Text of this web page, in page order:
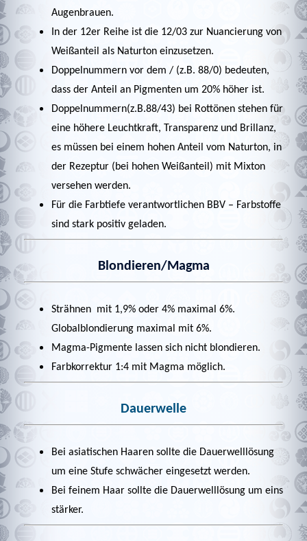
Augenbrauen.
In der 12er Reihe ist die 12/03 zur Nuancierung von
Weißanteil als Naturton einzusetzen.
Doppelnummern vor dem / (z.B. 88/0) bedeuten,
dass der Anteil an Pigmenten um 20% höher ist.
Doppelnummern(z.B.88/43) bei Rottönen stehen für
eine höhere Leuchtkraft, Transparenz und Brillanz,
es müssen bei einem hohen Anteil vom Naturton, in
der Rezeptur (bei hohen Weißanteil) mit Mixton
versehen werden.
Für die Farbtiefe verantwortlichen BBV – Farbstoffe
sind stark positiv geladen.
Blondieren/Magma
Strähnen mit 1,9% oder 4% maximal 6%.
Globalblondierung maximal mit 6%.
Magma-Pigmente lassen sich nicht blondieren.
Farbkorrektur 1:4 mit Magma möglich.
Dauerwelle
Bei asiatischen Haaren sollte die Dauerwelllösung
um eine Stufe schwächer eingesetzt werden.
Bei feinem Haar sollte die Dauerwelllösung um eins
stärker.